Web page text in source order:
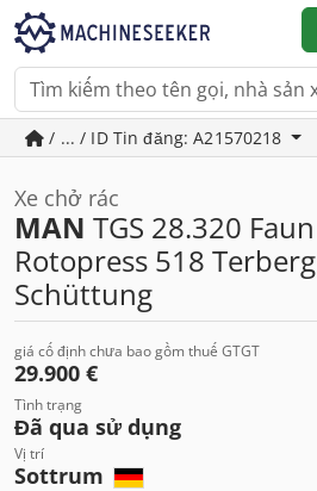
/ ... / ID Tin đăng: A21570218
Xe chở rác
MAN TGS 28.320 Faun
Rotopress 518 Terberg
Schüttung
giá cố định chưa bao gồm thuế GTGT
29.900 €
Tình trạng
Đã qua sử dụng
Vị trí
Sottrum